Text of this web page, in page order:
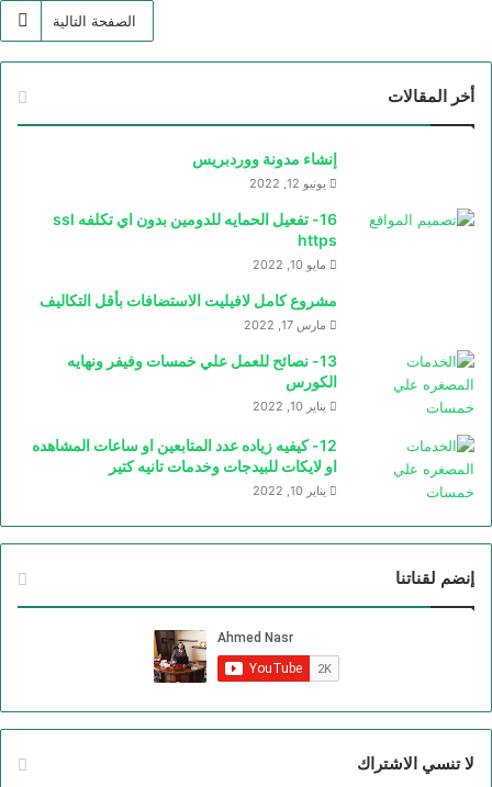
الصفحة التالية
أخر المقالات
إنشاء مدونة ووردبريس
يونيو 12, 2022
16- تفعيل الحمايه للدومين بدون اي تكلفه ssl
https
مايو 10, 2022
مشروع كامل لافيليت الاستضافات بأقل التكاليف
مارس 17, 2022
13- نصائح للعمل علي خمسات وفيفر ونهايه
الكورس
يناير 10, 2022
12- كيفيه زياده عدد المتابعين او ساعات المشاهده
او لايكات للبيدجات وخدمات تانيه كتير
يناير 10, 2022
إنضم لقناتنا
لا تنسي الاشتراك